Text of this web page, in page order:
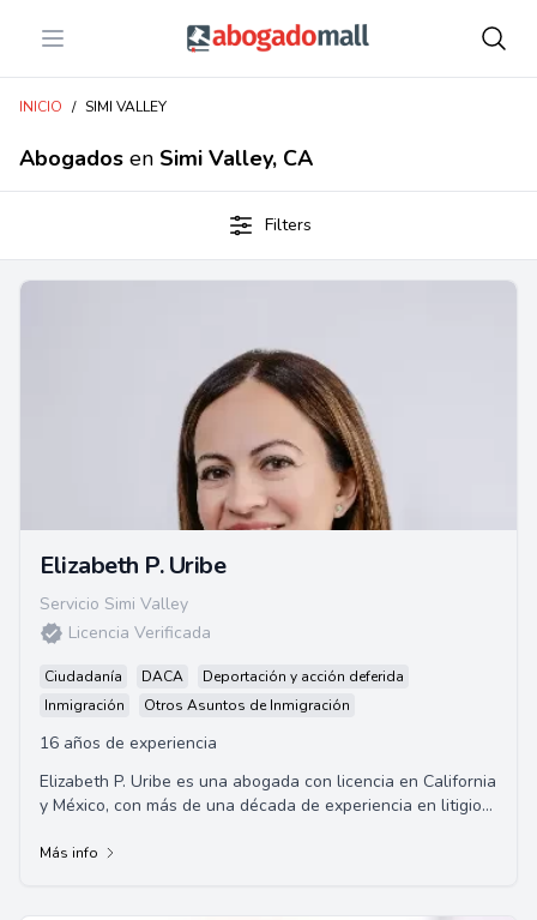
Open menu Abogadomall
INICIO / SIMI VALLEY
Abogados en Simi Valley, CA
Filters
Elizabeth P. Uribe
Servicio Simi Valley
Licencia Verificada
Ciudadanía DACA
Deportación y acción deferida
Inmigración
Otros Asuntos de Inmigración
16 años de experiencia
Elizabeth P. Uribe es una abogada con licencia en California
y México, con más de una década de experiencia en litigios
Más info